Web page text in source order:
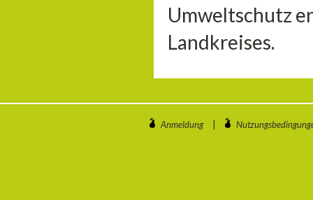
Umweltschutz
Landkreises.
Anmeldung